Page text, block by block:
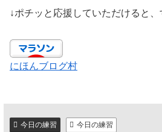
↓ポチッと応援していただけると
にほんブログ村
今日の練習 今日の練習